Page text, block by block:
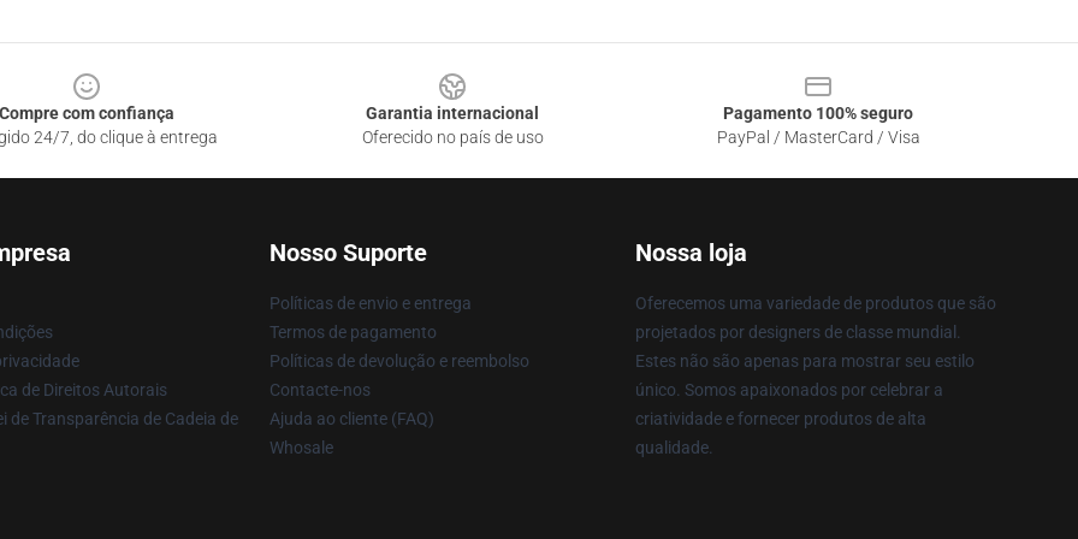
Compre com confiança
24/7, do clique à entrega
Garantia internacional
Oferecido no país de uso
Pagamento 100% seguro
PayPal / MasterCard / Visa
de Direitos Autorais
de Transparência de Cadeia de
Nosso Suporte
Políticas de envio e entrega
Termos de pagamento
Políticas de devolução e reembolso
Contacte-nos
Ajuda ao cliente (FAQ)
Whosale
Nossa loja
Oferecemos uma variedade de produtos que são
projetados por designers de classe mundial.
Estes não são apenas para mostrar seu estilo
único. Somos apaixonados por celebrar a
criatividade e fornecer produtos de alta
qualidade.